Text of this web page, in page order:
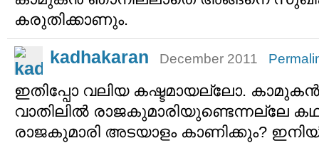
കരുതിക്കാണും.
kadhakaran December 2011
ഇതിപ്പോ വലിയ കഷ്ടമായല്ലോ.
വാതിലില്‍ രാജകുമാരിയുണ്ടെന്നല്ലേ
രാജകുമാരി അടയാളം കാണിക്കും?